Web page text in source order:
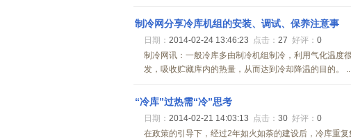
制冷网分享冷库机组的安装、调试、保养注意事
日期： 2014-02-24 13:46:23 点击： 27 好评： 0
制冷网讯：一般冷库多由制冷机组制冷，利用气化温度
发，吸收贮藏库内的热量，从而达到冷却降温的目的。
“冷库”过热需“冷”思考
日期： 2014-02-21 14:03:13 点击： 30 好评： 0
在政策的引导下，经过2年如火如荼的建设后，冷库重